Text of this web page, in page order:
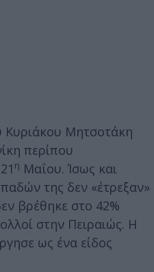
Κυριάκου Μητσοτάκη
περίπου
η Μαΐου. Ίσως και
της δεν «έτρεξαν»
βρέθηκε στο 42%
στην Πειραιώς. Η
ως ένα είδος